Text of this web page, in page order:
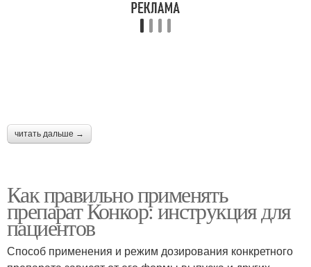
читать дальше →
Как правильно применять
препарат Конкор: инструкция для
пациентов
Способ применения и режим дозирования конкретного